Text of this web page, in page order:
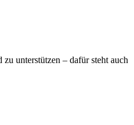
unterstützen – dafür steht auch